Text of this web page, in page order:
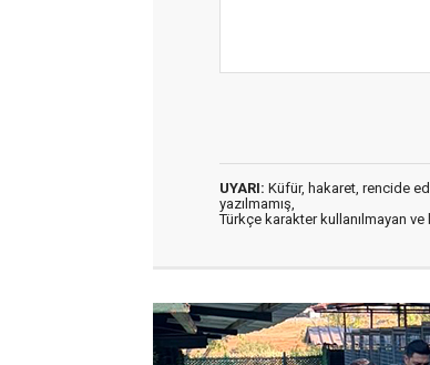
UYARI: Küfür, hakaret, rencide
yazılmamış,
Türkçe karakter kullanılmayan